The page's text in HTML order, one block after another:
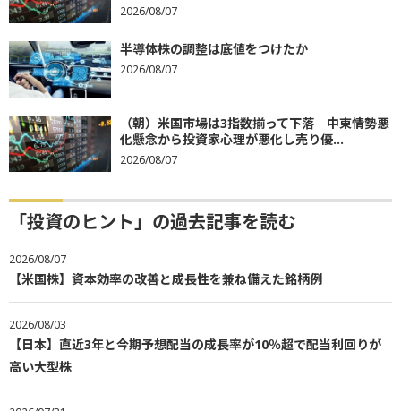
2026/08/07
半導体株の調整は底値をつけたか
2026/08/07
（朝）米国市場は3指数揃って下落 中東情勢悪
化懸念から投資家心理が悪化し売り優...
2026/08/07
「投資のヒント」の過去記事を読む
2026/08/07
【米国株】資本効率の改善と成長性を兼ね備えた銘柄例
2026/08/03
【日本】直近3年と今期予想配当の成長率が10％超で配当利回りが
高い大型株